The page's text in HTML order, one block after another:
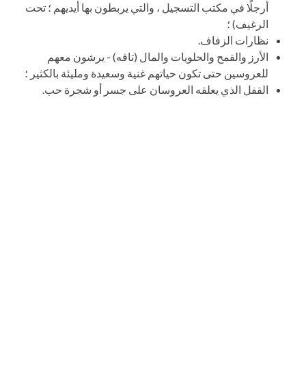
أرجلًا في مكتب التسجيل ، والتي يربطون بها أيديهم ؛ تحت
الرغيف) ؛
نظارات الزفاف.
الأرز والقمح والحلويات والمال (تافه) - يرشون معهم
للعروسين حتى تكون حياتهم غنية وسعيدة ومليئة بالكثير ؛
القفل الذي يعلقه العروسان على جسر أو شجرة حب.